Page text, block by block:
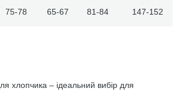
75-78 65-67 81-84 147-152
хлопчика – ідеальний вибір для